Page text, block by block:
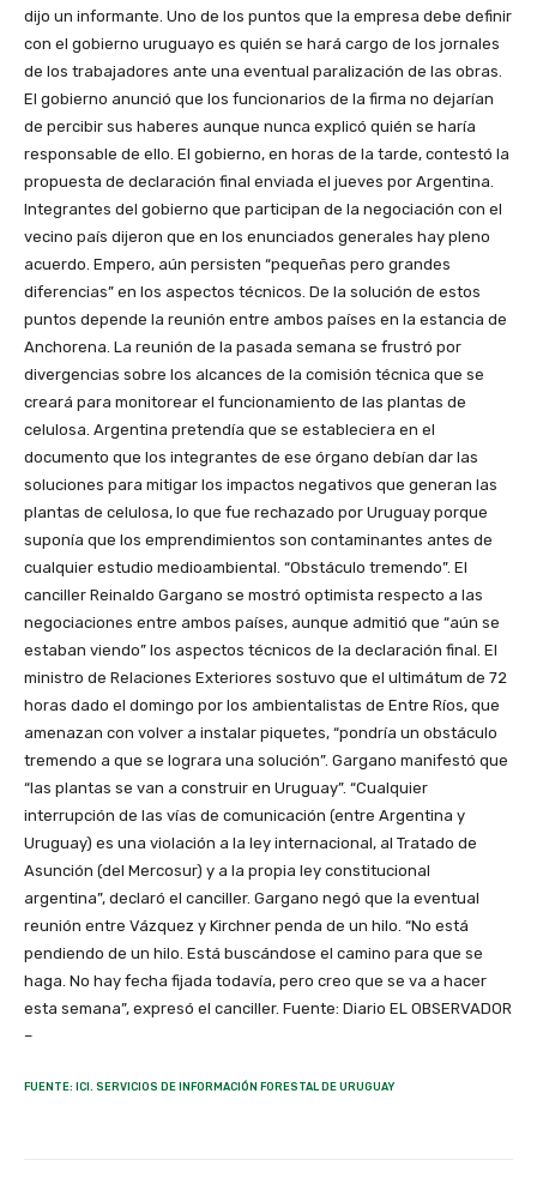
dijo un informante. Uno de los puntos que la empresa debe definir
con el gobierno uruguayo es quién se hará cargo de los jornales
de los trabajadores ante una eventual paralización de las obras.
El gobierno anunció que los funcionarios de la firma no dejarían
de percibir sus haberes aunque nunca explicó quién se haría
responsable de ello. El gobierno, en horas de la tarde, contestó la
propuesta de declaración final enviada el jueves por Argentina.
Integrantes del gobierno que participan de la negociación con el
vecino país dijeron que en los enunciados generales hay pleno
acuerdo. Empero, aún persisten “pequeñas pero grandes
diferencias” en los aspectos técnicos. De la solución de estos
puntos depende la reunión entre ambos países en la estancia de
Anchorena. La reunión de la pasada semana se frustró por
divergencias sobre los alcances de la comisión técnica que se
creará para monitorear el funcionamiento de las plantas de
celulosa. Argentina pretendía que se estableciera en el
documento que los integrantes de ese órgano debían dar las
soluciones para mitigar los impactos negativos que generan las
plantas de celulosa, lo que fue rechazado por Uruguay porque
suponía que los emprendimientos son contaminantes antes de
cualquier estudio medioambiental. “Obstáculo tremendo”. El
canciller Reinaldo Gargano se mostró optimista respecto a las
negociaciones entre ambos países, aunque admitió que “aún se
estaban viendo” los aspectos técnicos de la declaración final. El
ministro de Relaciones Exteriores sostuvo que el ultimátum de 72
horas dado el domingo por los ambientalistas de Entre Ríos, que
amenazan con volver a instalar piquetes, “pondría un obstáculo
tremendo a que se lograra una solución”. Gargano manifestó que
“las plantas se van a construir en Uruguay”. “Cualquier
interrupción de las vías de comunicación (entre Argentina y
Uruguay) es una violación a la ley internacional, al Tratado de
Asunción (del Mercosur) y a la propia ley constitucional
argentina”, declaró el canciller. Gargano negó que la eventual
reunión entre Vázquez y Kirchner penda de un hilo. “No está
pendiendo de un hilo. Está buscándose el camino para que se
haga. No hay fecha fijada todavía, pero creo que se va a hacer
esta semana”, expresó el canciller. Fuente: Diario EL OBSERVADOR
–
FUENTE: ICI. SERVICIOS DE INFORMACIÓN FORESTAL DE URUGUAY